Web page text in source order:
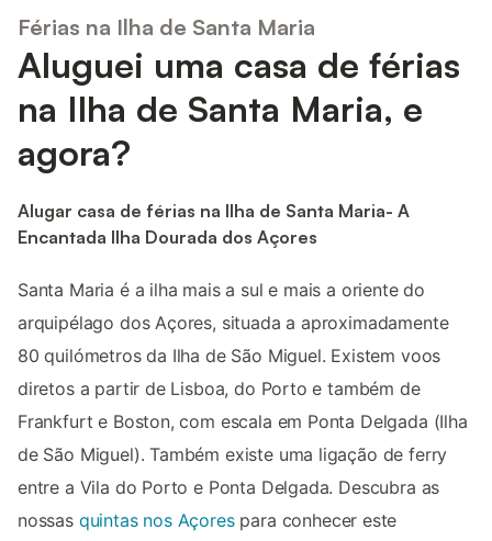
Férias na Ilha de Santa Maria
Aluguei uma casa de férias
na Ilha de Santa Maria, e
agora?
Alugar casa de férias na Ilha de Santa Maria- A
Encantada Ilha Dourada dos Açores
Santa Maria é a ilha mais a sul e mais a oriente do
arquipélago dos Açores, situada a aproximadamente
80 quilómetros da Ilha de São Miguel. Existem voos
diretos a partir de Lisboa, do Porto e também de
Frankfurt e Boston, com escala em Ponta Delgada (Ilha
de São Miguel). Também existe uma ligação de ferry
entre a Vila do Porto e Ponta Delgada. Descubra as
nossas quintas nos Açorespara conhecer este